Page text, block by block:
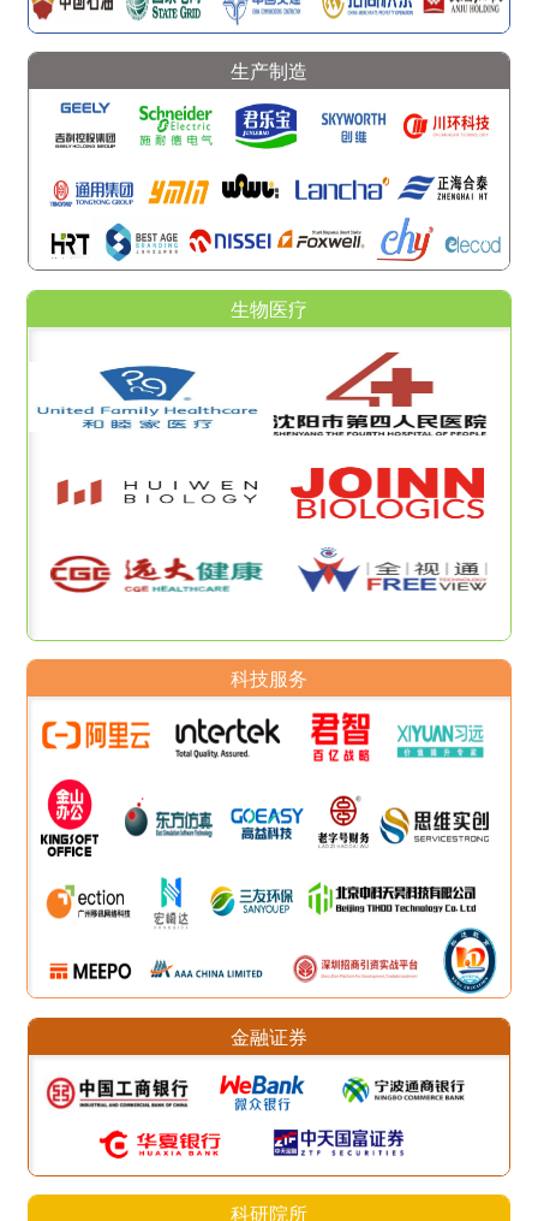
生产制造
生物医疗
科技服务
金融证券
科研院所